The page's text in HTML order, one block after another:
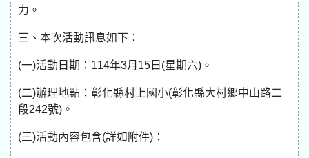
力。
三、本次活動訊息如下：
(一)活動日期：114年3月15日(星期六)。
(二)辦理地點：彰化縣村上國小(彰化縣大村鄉中山路二
段242號)。
(三)活動內容包含(詳如附件)：